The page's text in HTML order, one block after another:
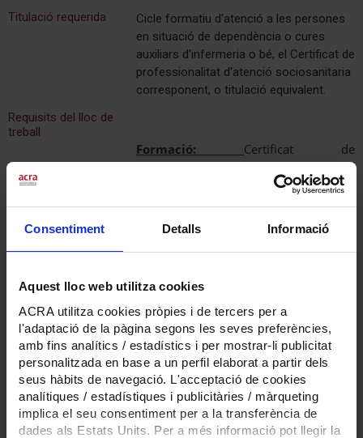
Consentiment Detalls Informació
Aquest lloc web utilitza cookies
ACRA utilitza cookies pròpies i de tercers per a
l'adaptació de la pàgina segons les seves preferències,
amb fins analítics / estadístics i per mostrar-li publicitat
personalitzada en base a un perfil elaborat a partir dels
seus hàbits de navegació. L'acceptació de cookies
analítiques / estadístiques i publicitàries / màrqueting
implica el seu consentiment per a la transferència de
dades als Estats Units. Per a més informació pot llegir la
Titulació requerida
Cicle formatiu d'atenció a les persones
en situació de dependència o cures
auxiliars d'infermeria o bé, el Certificat de
professionalitat d’atenció sociosanitaria
corresponent, o titulació equivalent.
Requisits del lloc de
treball
Formació: Certificat de
Professionalitat, Tècnic Cures Auxiliars
d'Infermeria, o Tècnic d'Atenció a
Aportar experiència
demostrable en l'atenció a persones
amb situació de dependència
Perfil competèncial
professionals amb estil de
comunicació proper, empatia i
assertivitat i facilitat per treballar en
equip. Orientats/des en millorar la
qualitat de vida i el benestar de les
persones.
Salari
Segons conveni GERCAT